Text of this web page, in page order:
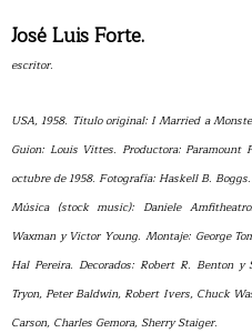
José Luis Forte.
escritor.
USA, 1958. Título original: I Married a
Guion: Louis Vittes. Productora: Paramount
octubre de 1958. Fotografía: Haskell B.
Música (stock music): Daniele
Waxman y Victor Young. Montaje: George
Hal Pereira. Decorados: Robert R. Benton
Tryon, Peter Baldwin, Robert Ivers, Chuck
Carson, Charles Gemora, Sherry Staiger.